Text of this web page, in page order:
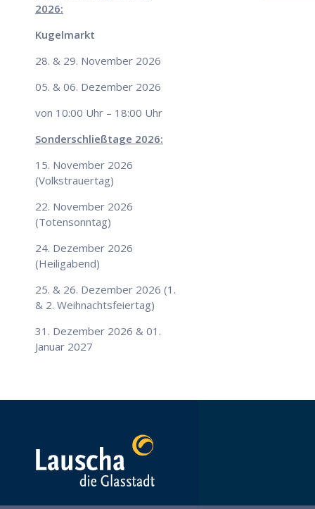
2026:
Kugelmarkt
28. & 29. November 2026
05. & 06. Dezember 2026
von 10:00 Uhr – 18:00 Uhr
Sonderschließtage 2026:
15. November 2026
(Volkstrauertag)
22. November 2026
(Totensonntag)
24. Dezember 2026
(Heiligabend)
25. & 26. Dezember 2026 (1.
& 2. Weihnachtsfeiertag)
31. Dezember 2026 & 01.
Januar 2027